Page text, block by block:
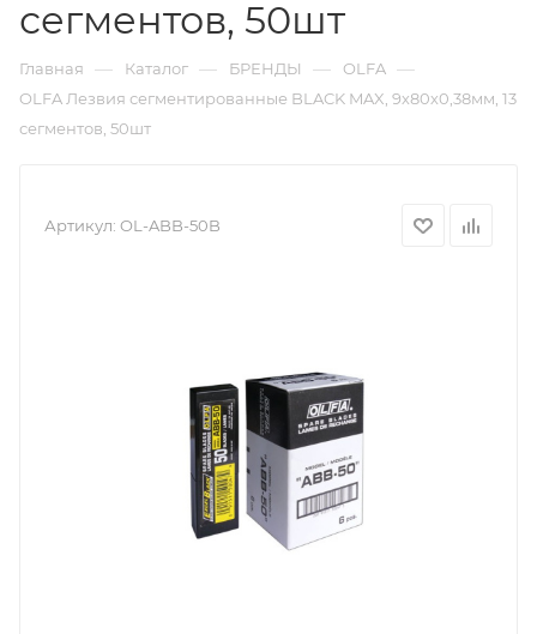
сегментов, 50шт
Главная — Каталог — БРЕНДЫ — OLFA —
OLFA Лезвия сегментированные BLACK MAX, 9х80х0,38мм, 13
сегментов, 50шт
Артикул: OL-ABB-50B